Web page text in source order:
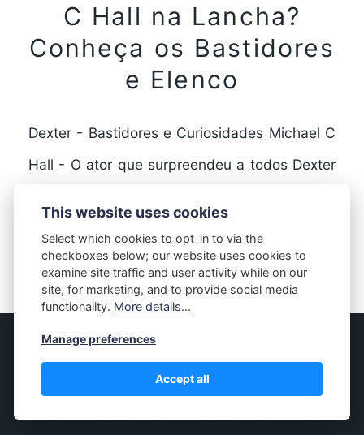
C Hall na Lancha?
Conheça os Bastidores
e Elenco
Dexter - Bastidores e Curiosidades Michael C
Hall - O ator que surpreendeu a todos Dexter
FULL STORY
© MASSIVELY
This website uses cookies
Select which cookies to opt-in to via the
checkboxes below; our website uses cookies to
examine site traffic and user activity while on our
site, for marketing, and to provide social media
functionality. More details...
Manage preferences
Accept all